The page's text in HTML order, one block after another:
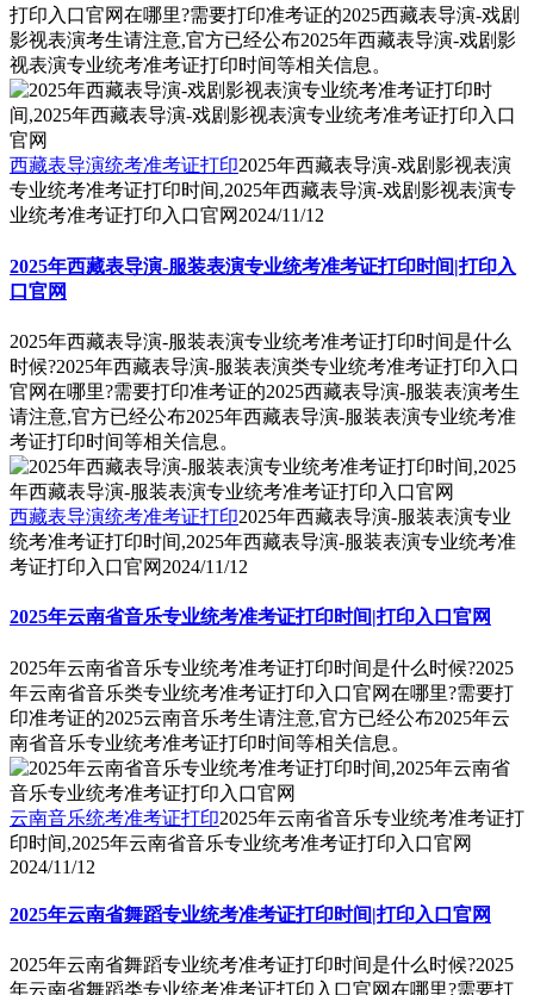
打印入口官网在哪里?需要打印准考证的2025西藏表导演-戏剧
影视表演考生请注意,官方已经公布2025年西藏表导演-戏剧影
视表演专业统考准考证打印时间等相关信息。
西藏表导演统考准考证打印2025年西藏表导演-戏剧影视表演
专业统考准考证打印时间,2025年西藏表导演-戏剧影视表演专
业统考准考证打印入口官网2024/11/12
2025年西藏表导演-服装表演专业统考准考证打印时间|打印入
口官网
2025年西藏表导演-服装表演专业统考准考证打印时间是什么
时候?2025年西藏表导演-服装表演类专业统考准考证打印入口
官网在哪里?需要打印准考证的2025西藏表导演-服装表演考生
请注意,官方已经公布2025年西藏表导演-服装表演专业统考准
考证打印时间等相关信息。
西藏表导演统考准考证打印2025年西藏表导演-服装表演专业
统考准考证打印时间,2025年西藏表导演-服装表演专业统考准
考证打印入口官网 2024/11/12
2025年云南省音乐专业统考准考证打印时间|打印入口官网
2025年云南省音乐专业统考准考证打印时间是什么时候?2025
年云南省音乐类专业统考准考证打印入口官网在哪里?需要打
印准考证的2025云南音乐考生请注意,官方已经公布2025年云
南省音乐专业统考准考证打印时间等相关信息。
云南音乐统考准考证打印2025年云南省音乐专业统考准考证打
印时间,2025年云南省音乐专业统考准考证打印入口官网
2024/11/12
2025年云南省舞蹈专业统考准考证打印时间|打印入口官网
2025年云南省舞蹈专业统考准考证打印时间是什么时候?2025
年云南省舞蹈类专业统考准考证打印入口官网在哪里?需要打